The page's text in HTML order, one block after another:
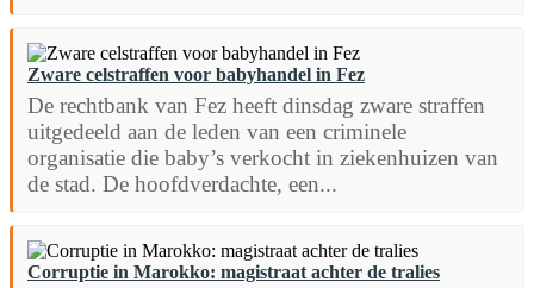
Zware celstraffen voor babyhandel in Fez
De rechtbank van Fez heeft dinsdag zware straffen
uitgedeeld aan de leden van een criminele
organisatie die baby’s verkocht in ziekenhuizen van
de stad. De hoofdverdachte, een...
Corruptie in Marokko: magistraat achter de tralies